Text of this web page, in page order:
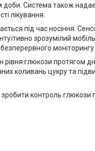
Система також надає
лікування.
під час носіння.
зрозумілий
моніторингу
глюкози протягом
коливань цукру та
контроль глюкози